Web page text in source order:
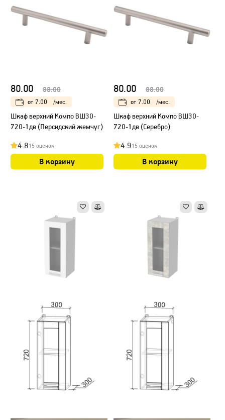
80.00 88.00
от 7.00 /мес.
Шкаф верхний Компо ВШ30-
720-1дв (Персидский жемчуг)
4.815 оценок
В корзину
80.00 88.00
от 7.00 /мес.
Шкаф верхний Компо ВШ30-
720-1дв (Серебро)
4.915 оценок
В корзину